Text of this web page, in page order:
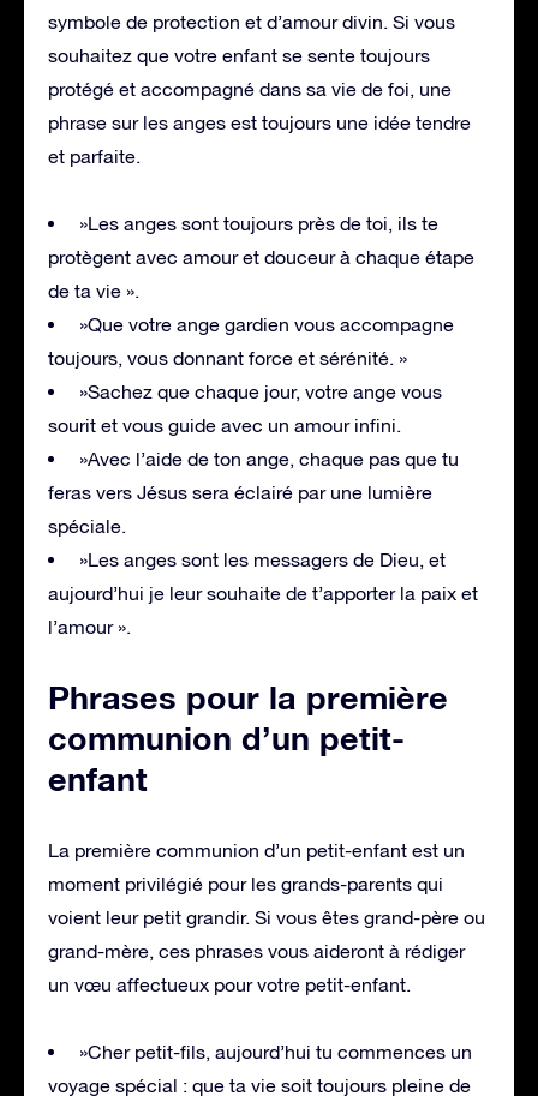
symbole de protection et d’amour divin. Si vous
souhaitez que votre enfant se sente toujours
protégé et accompagné dans sa vie de foi, une
phrase sur les anges est toujours une idée tendre
et parfaite.
»Les anges sont toujours près de toi, ils te
protègent avec amour et douceur à chaque étape
de ta vie ».
»Que votre ange gardien vous accompagne
toujours, vous donnant force et sérénité. »
»Sachez que chaque jour, votre ange vous
sourit et vous guide avec un amour infini.
»Avec l’aide de ton ange, chaque pas que tu
feras vers Jésus sera éclairé par une lumière
spéciale.
»Les anges sont les messagers de Dieu, et
aujourd’hui je leur souhaite de t’apporter la paix et
l’amour ».
Phrases pour la première
communion d’un petit-
enfant
La première communion d’un petit-enfant est un
moment privilégié pour les grands-parents qui
voient leur petit grandir. Si vous êtes grand-père ou
grand-mère, ces phrases vous aideront à rédiger
un vœu affectueux pour votre petit-enfant.
»Cher petit-fils, aujourd’hui tu commences un
voyage spécial : que ta vie soit toujours pleine de